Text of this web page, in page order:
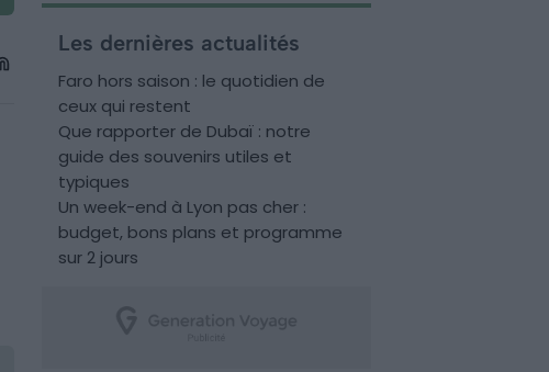
Les dernières actualités
Faro hors saison : le quotidien de
ceux qui restent
Que rapporter de Dubaï : notre
guide des souvenirs utiles et
typiques
Un week-end à Lyon pas cher :
budget, bons plans et programme
sur 2 jours